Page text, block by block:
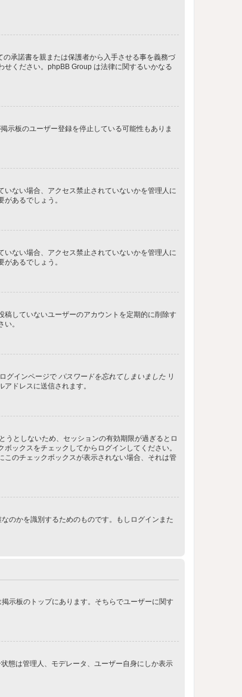
承諾書を親または保護者から入手させる事を義務づ
ください。phpBB Group は法律に関するいかなる
示板のユーザー登録を停止している可能性もありま
ない場合、アクセス禁止されていないかを管理人に
あるでしょう。
ない場合、アクセス禁止されていないかを管理人に
あるでしょう。
していないユーザーのアカウントを定期的に削除す
。
グインページで パスワードを忘れてしまいました リ
ドレスに送信されます。
うとしないため、セッションの有効期限が過ぎるとロ
ックスをチェックしてからログインしてください。
のチェックボックスが表示されない場合、それは管
のかを識別するためのものです。もしログインまた
示板のトップにあります。そちらでユーザーに関す
態は管理人、モデレータ、ユーザー自身にしか表示